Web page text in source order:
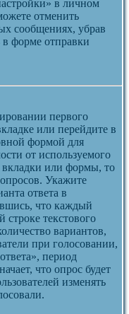
в личном
отменить
сообщениях, убрав
в форме отправки
первого
или перейдите в
формой для
от используемого
вкладки или формы, то
Укажите
ответа в
что каждый
строке текстового
вариантов,
при голосовании,
период
что опрос будет
изменять